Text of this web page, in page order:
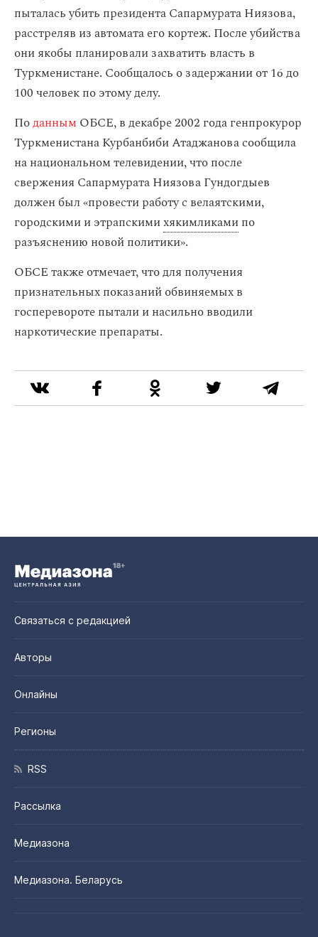
пыталась убить президента Сапармурата Ниязова,
расстреляв из автомата его кортеж. После убийства
они якобы планировали захватить власть в
Туркменистане. Сообщалось о задержании от 16 до
100 человек по этому делу.
Поданным ОБСЕ, в декабре 2002 года генпрокурор
Туркменистана Курбанбиби Атаджанова сообщила
на национальном телевидении, что после
свержения Сапармурата Ниязова Гундогдыев
должен был «провести работу с велаятскими,
городскими и этрапскимихякимликамипо
разъяснению новой политики».
ОБСЕ также отмечает, что для получения
признательных показаний обвиняемых в
госперевороте пытали и насильно вводили
наркотические препараты.
Связаться с редакцией
Авторы
Онлайны
Регионы
RSS
Рассылка
Медиазона
Медиазона. Беларусь